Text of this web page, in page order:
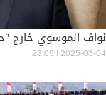
نواف الموسوي خارج
23:05 | 2025-03-04